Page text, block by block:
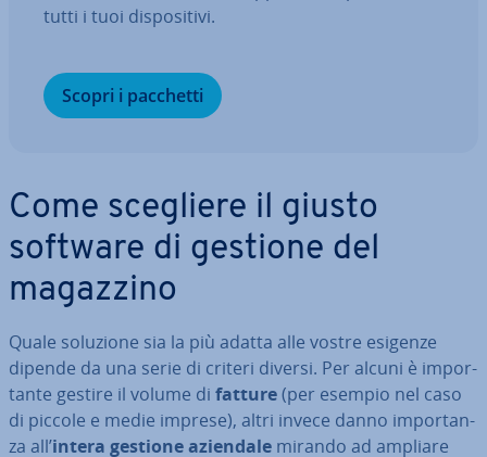
tutti i tuoi di­spo­si­ti­vi.
Scopri i pacchetti
Come scegliere il giusto
software di gestione del
magazzino
Quale soluzione sia la più adatta alle vostre esigenze
dipende da una serie di criteri diversi. Per alcuni è im­por­
tan­te gestire il volume di fatture(per esempio nel caso
di piccole e medie imprese), altri invece danno im­por­tan­
za all’intera gestione aziendale mirando ad ampliare